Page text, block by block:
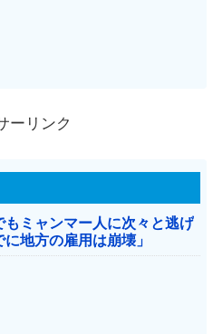
ーリンク
もミャンマー人に次々と逃げ
地方の雇用は崩壊」